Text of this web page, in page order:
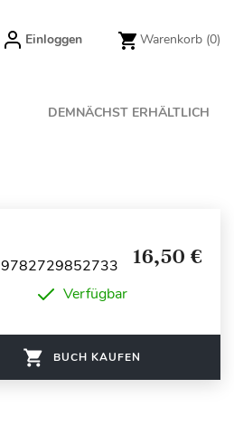
Einloggen Warenkorb (0)
DEMNÄCHST ERHÄLTLICH
9782729852733 16,50 €
Verfügbar
BUCH KAUFEN